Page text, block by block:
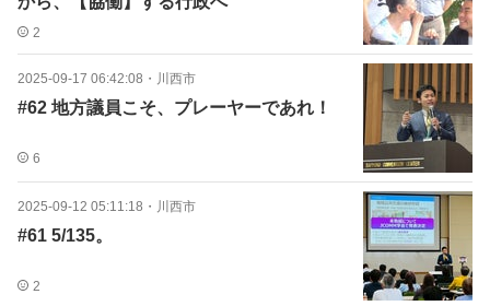
2
2025-09-17 06:42:08 ・ 川西市
#62 地方議員こそ、プレーヤーであれ！
6
2025-09-12 05:11:18 ・ 川西市
#61 5/135。
2